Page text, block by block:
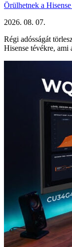
Örülhetnek a
2026. 08. 07.
Régi adósságát
Hisense tévékre, ami